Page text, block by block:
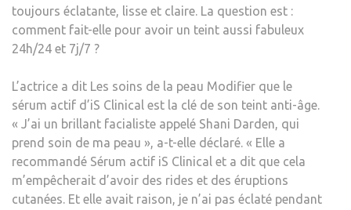
toujours éclatante, lisse et claire. La question est :
comment fait-elle pour avoir un teint aussi fabuleux
24h/24 et 7j/7 ?
L’actrice a dit Les soins de la peau Modifier que le
sérum actif d’iS Clinical est la clé de son teint anti-âge.
« J’ai un brillant facialiste appelé Shani Darden, qui
prend soin de ma peau », a-t-elle déclaré. « Elle a
recommandé Sérum actif iS Clinical et a dit que cela
m’empêcherait d’avoir des rides et des éruptions
cutanées. Et elle avait raison, je n’ai pas éclaté pendant